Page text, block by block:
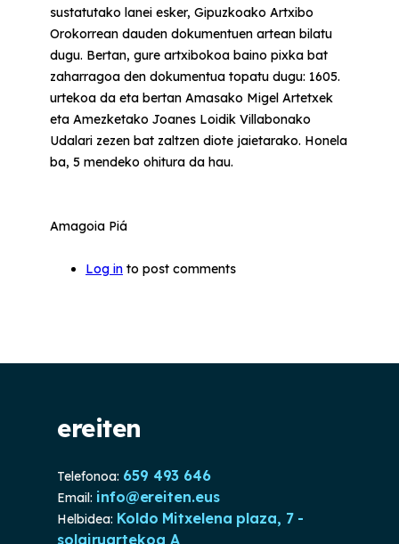
sustatutako lanei esker, Gipuzkoako Artxibo
Orokorrean dauden dokumentuen artean bilatu
dugu. Bertan, gure artxibokoa baino pixka bat
zaharragoa den dokumentua topatu dugu: 1605.
urtekoa da eta bertan Amasako Migel Artetxek
eta Amezketako Joanes Loidik Villabonako
Udalari zezen bat zaltzen diote jaietarako. Honela
ba, 5 mendeko ohitura da hau.
Amagoia Piá
Log in to post comments
ereiten
Telefonoa: 659 493 646
Email: info@ereiten.eus
Helbidea: Koldo Mitxelena plaza, 7 -
solairuartekoa A